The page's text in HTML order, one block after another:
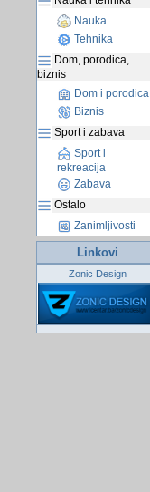
Nauka
Tehnika
Dom, porodica,
biznis
Dom i porodica
Biznis
Sport i zabava
Sport i
rekreacija
Zabava
Ostalo
Zanimljivosti
Linkovi
Zonic Design